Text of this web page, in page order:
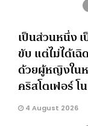
เป็นส่วนหนึ่ง
ขับ แต่ไม่ได้เฉิ
ด้วยผู้หญิงใน
คริสโตเฟอร์ โ
4 August 2026